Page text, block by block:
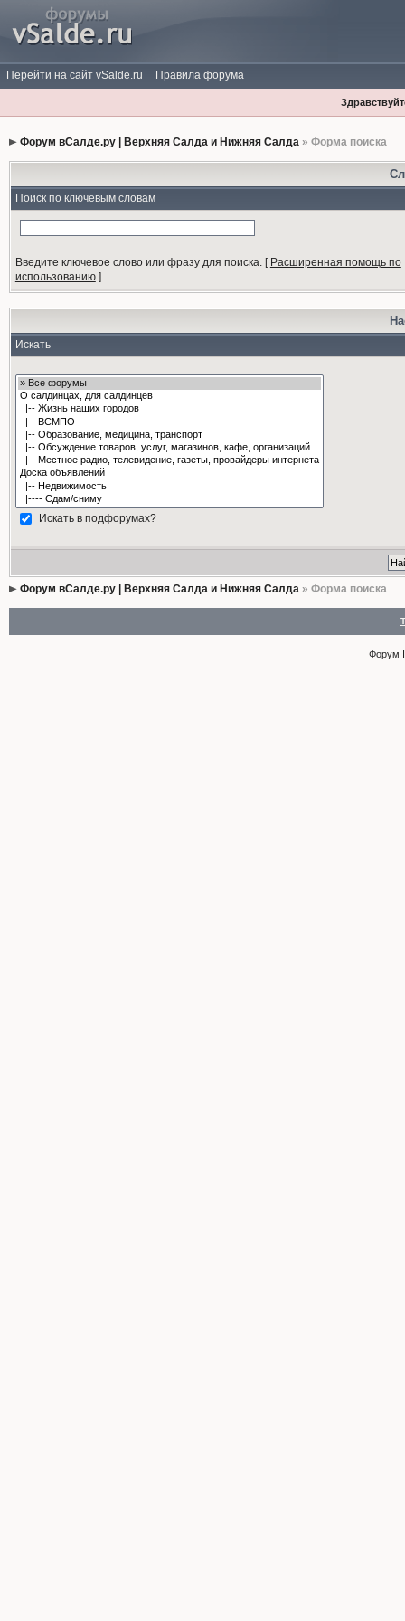
Перейти на сайт vSalde.ru Правила форума
Форум вСалде.ру | Верхняя Салда и Нижняя Салда» Форма поиска
Поиск по ключевым словам
Введите ключевое слово или фразу для поиска.[ Расширенная помощь по
использованию]
Искать
Искать в подфорумах?
Форум вСалде.ру | Верхняя Салда и Нижняя Салда» Форма поиска
Форум